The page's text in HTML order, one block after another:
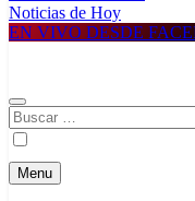
MUNICIPALIDAD
Construyendo una nueva
Noticias de Hoy
EN VIVO DESDE
Buscar:
Menu